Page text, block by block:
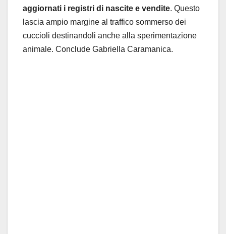
aggiornati i registri di nascite e vendite. Questo
lascia ampio margine al traffico sommerso dei
cuccioli destinandoli anche alla sperimentazione
animale. Conclude Gabriella Caramanica.